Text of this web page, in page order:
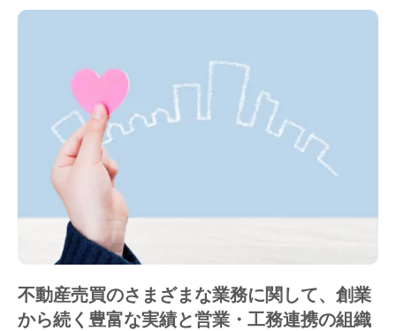
不動産売買のさまざまな業務に関して、創業
から続く豊富な実績と営業・工務連携の組織